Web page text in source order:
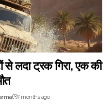
से लदा ट्रक गिरा, एक की
7 months ago